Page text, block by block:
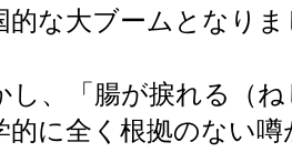
的な大ブームとなりま
し、「腸が捩れる（
的に全く根拠のない